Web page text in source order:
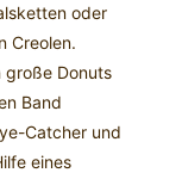
oder
Creolen.
große Donuts
Band
Catcher und
eines